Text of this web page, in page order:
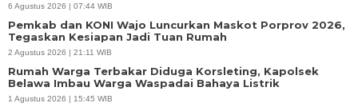
6 Agustus 2026 | 07:44 WIB
Pemkab dan KONI Wajo Luncurkan Maskot Porprov 2026,
Tegaskan Kesiapan Jadi Tuan Rumah
2 Agustus 2026 | 21:11 WIB
Rumah Warga Terbakar Diduga Korsleting, Kapolsek
Belawa Imbau Warga Waspadai Bahaya Listrik
1 Agustus 2026 | 15:45 WIB